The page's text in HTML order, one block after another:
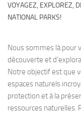
VOYAGEZ, EXPLOREZ,
NATIONAL PARKS!
Nous sommes là pour
découverte et
Notre objectif est que
espaces naturels
protection et à la
ressources naturelles.